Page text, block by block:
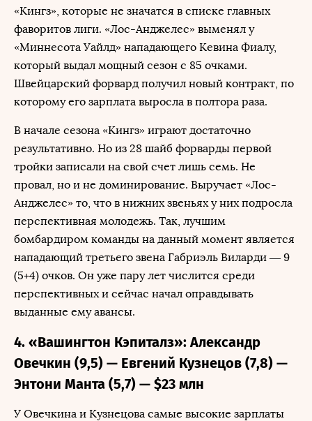
«Кингз», которые не значатся в списке главных
фаворитов лиги. «Лос-Анджелес» выменял у
«Миннесота Уайлд» нападающего Кевина Фиалу,
который выдал мощный сезон с 85 очками.
Швейцарский форвард получил новый контракт, по
которому его зарплата выросла в полтора раза.
В начале сезона «Кингз» играют достаточно
результативно. Но из 28 шайб форварды первой
тройки записали на свой счет лишь семь. Не
провал, но и не доминирование. Выручает «Лос-
Анджелес» то, что в нижних звеньях у них подросла
перспективная молодежь. Так, лучшим
бомбардиром команды на данный момент является
нападающий третьего звена Габриэль Виларди — 9
(5+4) очков. Он уже пару лет числится среди
перспективных и сейчас начал оправдывать
выданные ему авансы.
4. «Вашингтон Кэпиталз»: Александр
Овечкин (9,5) — Евгений Кузнецов (7,8) —
Энтони Манта (5,7) — $23 млн
У Овечкина и Кузнецова самые высокие зарплаты